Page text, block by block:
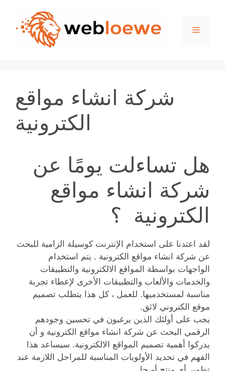
content
Menu
شركة انشاء مواقع
الكترونية
هل تساءلت يومًا عن
شركة انشاء مواقع
الكترونية ؟
لقد اعتدنا على استخدام الإنترنت كوسيلة الزامية للبحث
عن شركة انشاء مواقع الكترونية . يتم استخدام
الواجهات بواسطة المواقع الالكترونية والتطبيقات
والخدمات والألعاب والتطبيقات الأخرى لإعطاء تجربة
مناسبة لمستخدميها. للعمل ، كل هذا يتطلب تصميم
موقع الكتروني لائق.
يجب على أولئك الذين يرغبون في تحسين وجودهم
الرقمي البحث عن شركة انشاء مواقع الكترونية و أن
يدركوا أهمية تصميم المواقع الالكترونية. سيساعد هذا
الفهم في تحديد الأولويات المناسبة للمراحل اللازمة عند